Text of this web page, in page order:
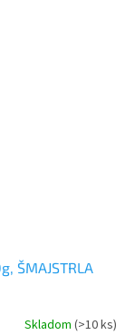
ŠMAJSTRLA
Skladom (>10 ks)